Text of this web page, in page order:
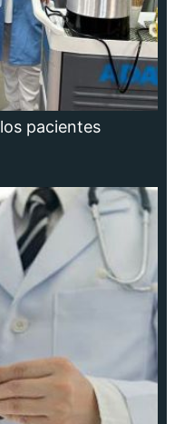
pacientes